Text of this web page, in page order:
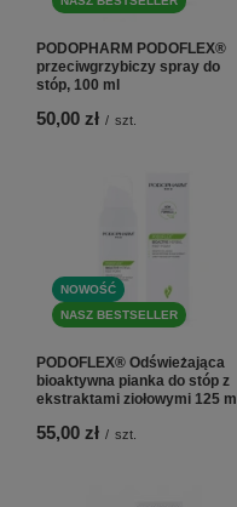
PODOPHARM PODOFLEX®
przeciwgrzybiczy spray do
stóp, 100 ml
50,00 zł / szt.
NOWOŚĆ
NASZ BESTSELLER
PODOFLEX® Odświeżająca
bioaktywna pianka do stóp z
ekstraktami ziołowymi 125 ml
55,00 zł / szt.